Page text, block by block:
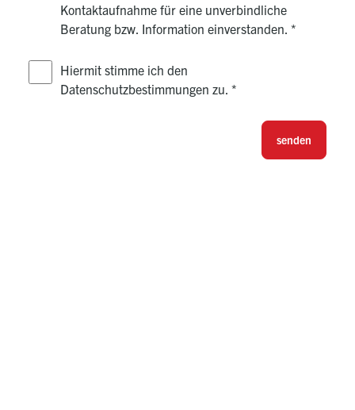
Kontaktaufnahme für eine unverbindliche
Beratung bzw. Information einverstanden. *
Hiermit stimme ich den
Datenschutzbestimmungen zu. *
senden